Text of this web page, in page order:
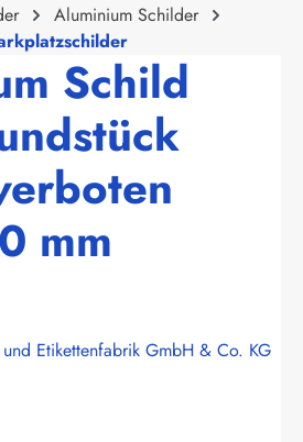
Aluminium Schilder
Schild
mm
Etikettenfabrik GmbH & Co. KG